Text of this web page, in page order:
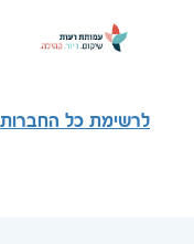
לרשימת כל החברות